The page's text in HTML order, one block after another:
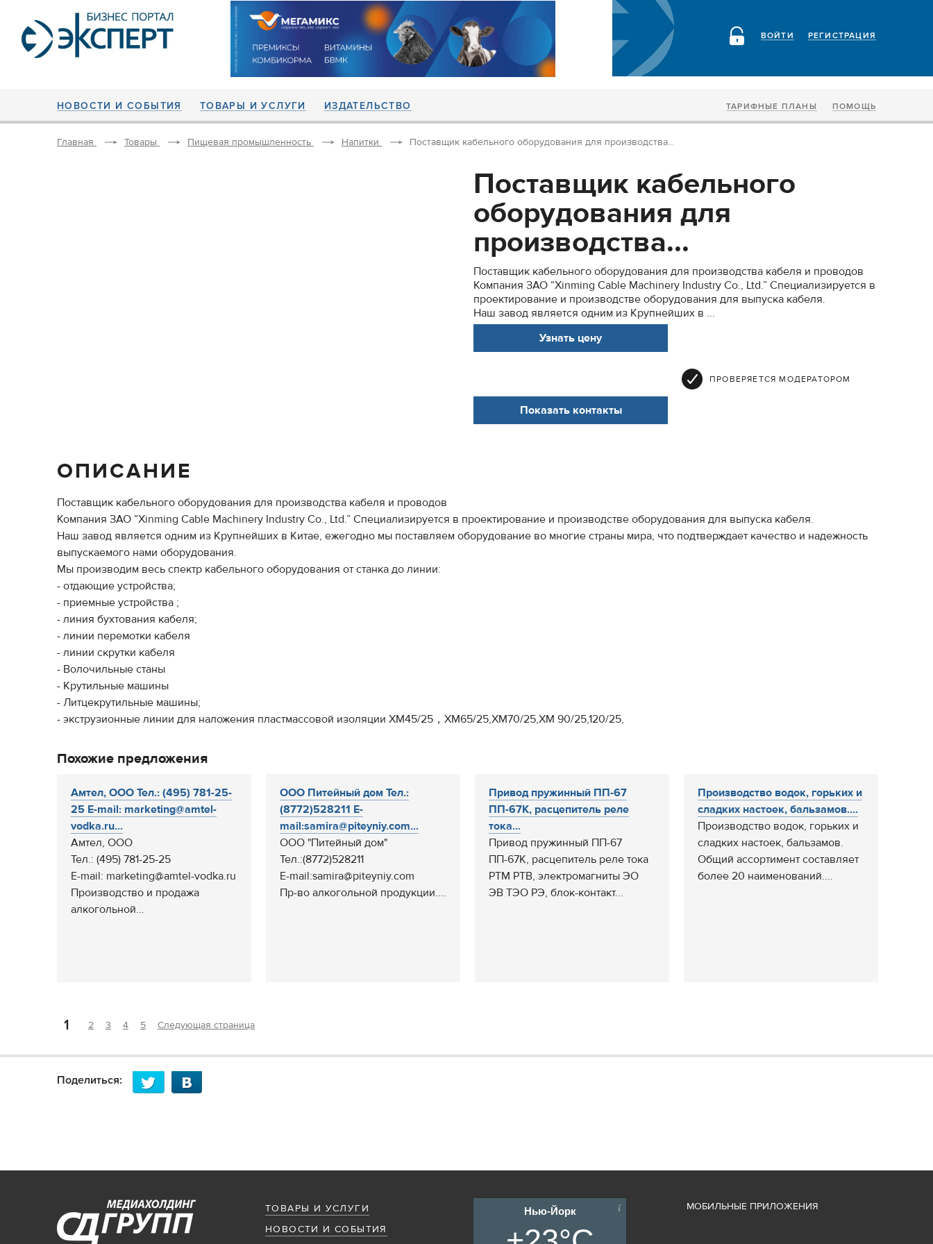
РЕГИСТРАЦИЯ
ВОЙТИ
НОВОСТИ И СОБЫТИЯ ТОВАРЫ И УСЛУГИ ИЗДАТЕЛЬСТВО ТАРИФНЫЕ ПЛАНЫ ПОМОЩЬ
Главная Товары Пищевая промышленность Напитки Поставщик кабельного оборудования для производства...
Поставщик кабельного
оборудования для
производства...
Поставщик кабельного оборудования для производства кабеля и проводов
Компания ЗАО “Xinming Cable Machinery Industry Co., Ltd.” Специализируется в
проектирование и производстве оборудования для выпуска кабеля.
Наш завод является одним из Крупнейших в ...
Узнать цену
ПРОВЕРЯЕТСЯ МОДЕРАТОРОМ
Показать контакты
ОПИСАНИЕ
Поставщик кабельного оборудования для производства кабеля и проводов
Компания ЗАО “Xinming Cable Machinery Industry Co., Ltd.” Специализируется в проектирование и производстве оборудования для выпуска кабеля.
Наш завод является одним из Крупнейших в Китае, ежегодно мы поставляем оборудование во многие страны мира, что подтверждает качество и надежность
выпускаемого нами оборудования.
Мы производим весь спектр кабельного оборудования от станка до линии:
- отдающие устройства;
- приемные устройства ;
- линия бухтования кабеля;
- линии перемотки кабеля
- линии скрутки кабеля
- Волочильные станы
- Крутильные машины
- Литцекрутильные машины;
- экструзионные линии для наложения пластмассовой изоляции XM45/25，XM65/25,XM70/25,XM 90/25,120/25,
Похожие предложения
Амтел, ООО Тел.: (495) 781-25-
25 E-mail: marketing@amtel-
vodka.ru...
Амтел, ООО
Тел.: (495) 781-25-25
E-mail: marketing@amtel-vodka.ru
Производство и продажа
алкогольной...
ООО Питейный дом Тел.:
(8772)528211 E-
mail:samira@piteyniy.com...
ООО "Питейный дом"
Тел.:(8772)528211
E-mail:samira@piteyniy.com
Пр-во алкогольной продукции....
Привод пружинный ПП-67
ПП-67К, расцепитель реле
тока...
Привод пружинный ПП-67
ПП-67К, расцепитель реле тока
РТМ РТВ, электромагниты ЭО
ЭВ ТЭО РЭ, блок-контакт...
Производство водок, горьких и
сладких настоек, бальзамов....
Производство водок, горьких и
сладких настоек, бальзамов.
Общий ассортимент составляет
более 20 наименований....
1 2 3 4 5 Следующая страница
Поделиться:
ТОВАРЫ И УСЛУГИ
НОВОСТИ И СОБЫТИЯ
Нью-Йорк МОБИЛЬНЫЕ ПРИЛОЖЕНИЯ